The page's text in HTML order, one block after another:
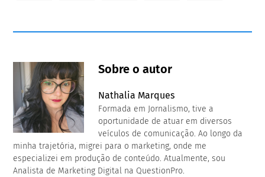
Sobre o autor
Nathalia Marques
Formada em Jornalismo, tive a
oportunidade de atuar em diversos
veículos de comunicação. Ao longo da
minha trajetória, migrei para o marketing, onde me
especializei em produção de conteúdo. Atualmente, sou
Analista de Marketing Digital na QuestionPro.